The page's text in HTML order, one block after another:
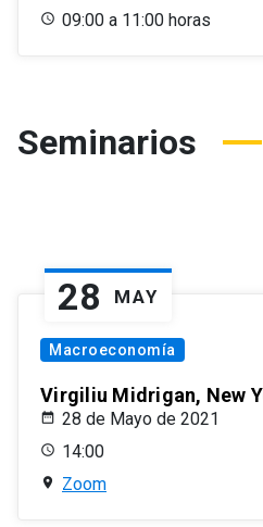
09:00 a 11:00 horas
Seminarios
28 MAY
Macroeconomía
Virgiliu Midrigan, New
28 de Mayo de 2021
14:00
Zoom